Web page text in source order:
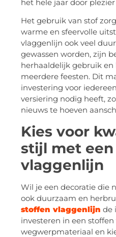
het hele jaar door
Het gebruik van stof
warme en sfeervolle
vlaggenlijn ook veel
gewassen worden, zijn
herhaaldelijk gebruik en
meerdere feesten. Dit
investering voor
versiering nodig heeft,
nieuws te hoeven
Kies voor
stijl met
vlaggenlijn
Wil je een decoratie die
ook duurzaam en
stoffen vlaggenlijn de
investeren in een
wegwerpmateriaal en